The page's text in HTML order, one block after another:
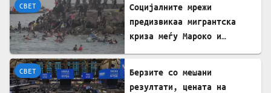
СВЕТ
Социјалните мрежи
предизвикаа мигрантска
криза меѓу Мароко и
СВЕТ
Берзите со мешани
резултати, цената на